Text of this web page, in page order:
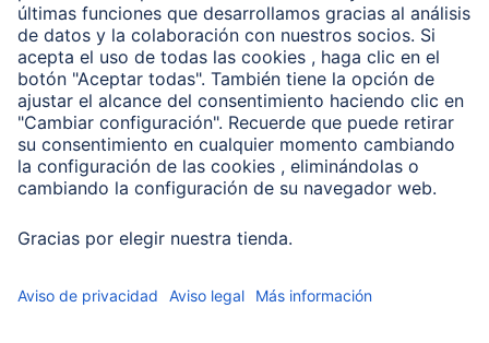
Conviértete en distribuidor
Compañía
Historia de la empresa
Hama en todo el Mundo
Sostenibilidad
Business-Portal